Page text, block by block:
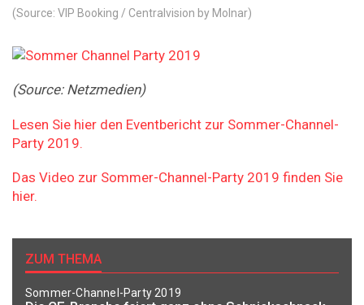
(Source: VIP Booking / Centralvision by Molnar)
(Source: Netzmedien)
Lesen Sie hier den Eventbericht zur Sommer-Channel-
Party 2019.
Das Video zur Sommer-Channel-Party 2019 finden Sie
hier.
ZUM THEMA
Sommer-Channel-Party 2019